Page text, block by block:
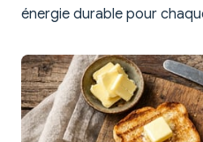
énergie durable pour